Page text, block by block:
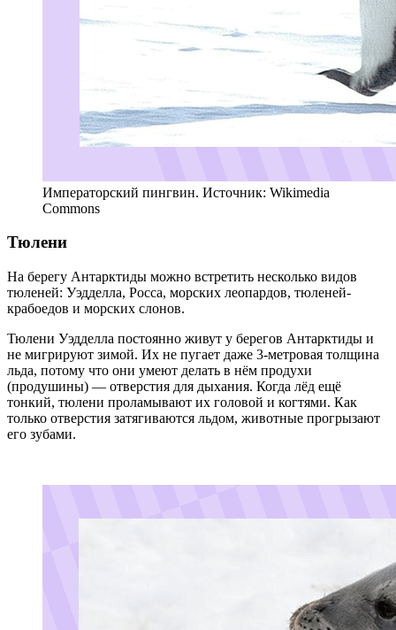
Императорский пингвин. Источник: Wikimedia
Commons
Тюлени
На берегу Антарктиды можно встретить несколько видов
тюленей: Уэдделла, Росса, морских леопардов, тюленей-
крабоедов и морских слонов.
Тюлени Уэдделла постоянно живут у берегов Антарктиды и
не мигрируют зимой. Их не пугает даже 3-метровая толщина
льда, потому что они умеют делать в нём продухи
(продушины) — отверстия для дыхания. Когда лёд ещё
тонкий, тюлени проламывают их головой и когтями. Как
только отверстия затягиваются льдом, животные прогрызают
его зубами.